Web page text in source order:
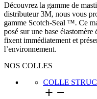
Découvrez la gamme de
distributeur 3M, nous vous
gamme Scotch-Seal ™. Ce
posé sur une base
fixent immédiatement et
l’environnement.
NOS COLLES
COLLE
 